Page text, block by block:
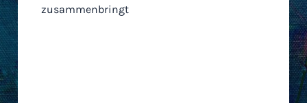
zusammenbringt